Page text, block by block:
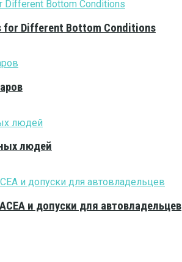
for Different Bottom Conditions
людей
и допуски для автовладельцев